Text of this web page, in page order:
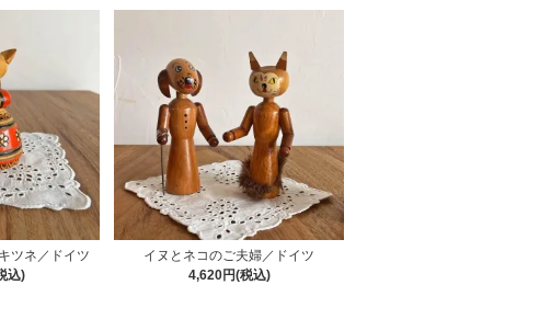
ツネ／ドイツ
込)
イヌとネコのご夫婦／ドイツ
4,620円(税込)